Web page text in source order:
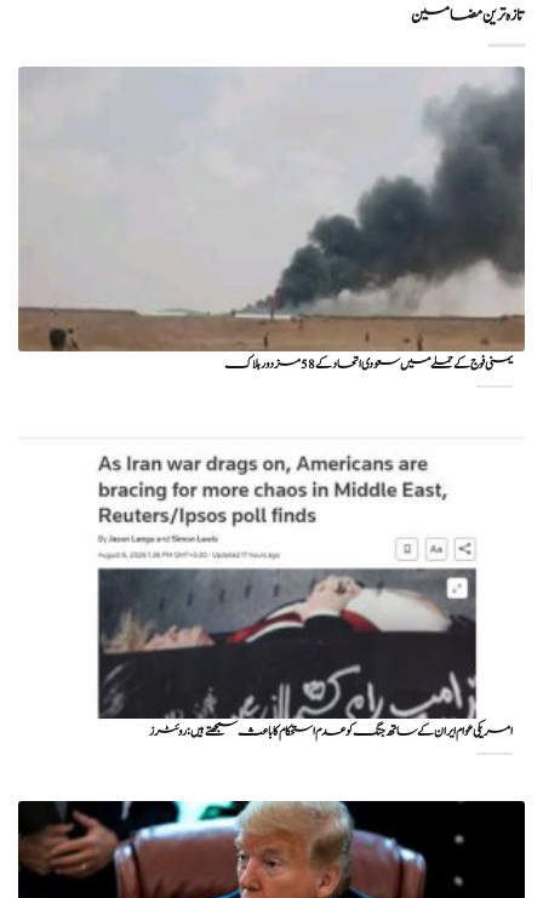
تازہ ترین مضامین
یمنی فوج کے حملے میں سعودی اتحاد کے 58 مزدور ہلاک
امریکی عوام ایران کے ساتھ جنگ کو عدم استحکام کا باعث سمجھتے ہیں: روئٹرز